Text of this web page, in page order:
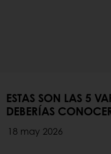
ESTAS SON LAS 5
DEBERÍAS
18 may 2026